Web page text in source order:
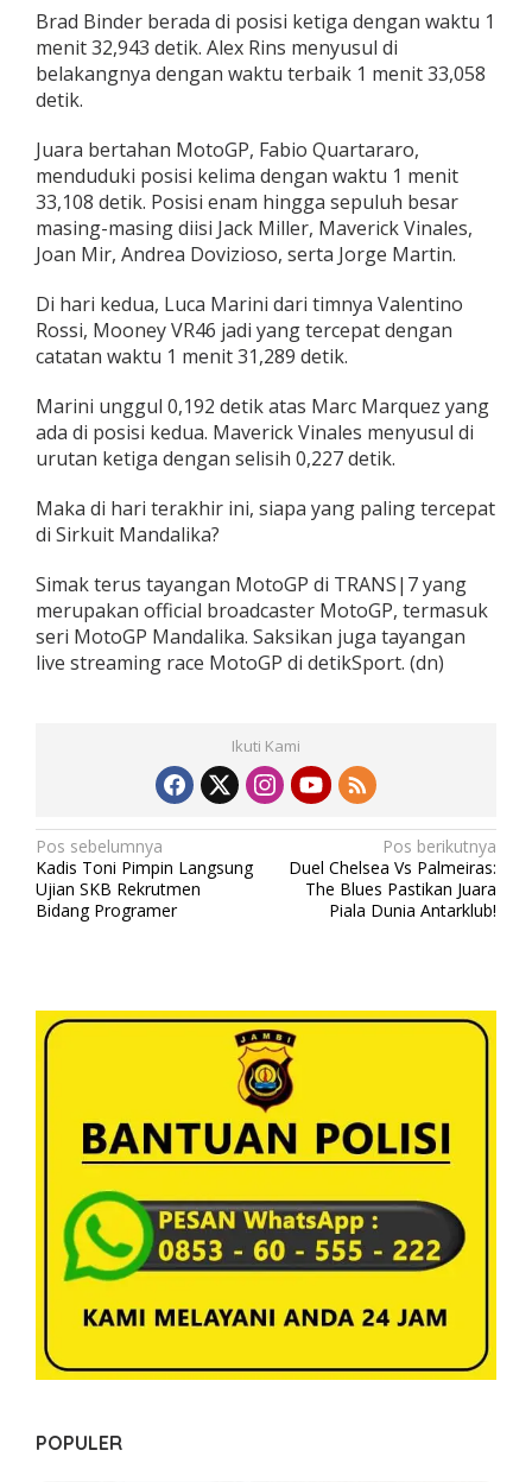
r
i
Brad Binder berada di posisi ketiga dengan waktu 1
menit 32,943 detik. Alex Rins menyusul di
belakangnya dengan waktu terbaik 1 menit 33,058
detik.
Juara bertahan MotoGP, Fabio Quartararo,
menduduki posisi kelima dengan waktu 1 menit
33,108 detik. Posisi enam hingga sepuluh besar
masing-masing diisi Jack Miller, Maverick Vinales,
Joan Mir, Andrea Dovizioso, serta Jorge Martin.
Di hari kedua, Luca Marini dari timnya Valentino
Rossi, Mooney VR46 jadi yang tercepat dengan
catatan waktu 1 menit 31,289 detik.
Marini unggul 0,192 detik atas Marc Marquez yang
ada di posisi kedua. Maverick Vinales menyusul di
urutan ketiga dengan selisih 0,227 detik.
Maka di hari terakhir ini, siapa yang paling tercepat
di Sirkuit Mandalika?
Simak terus tayangan MotoGP di TRANS|7 yang
merupakan official broadcaster MotoGP, termasuk
seri MotoGP Mandalika. Saksikan juga tayangan
live streaming race MotoGP di detikSport. (dn)
Ikuti Kami
N
a
v
a
s
Pos sebelumnya
Kadis Toni Pimpin Langsung
Ujian SKB Rekrutmen
Bidang Programer
Pos berikutnya
Duel Chelsea Vs Palmeiras:
The Blues Pastikan Juara
Piala Dunia Antarklub!
POPULER